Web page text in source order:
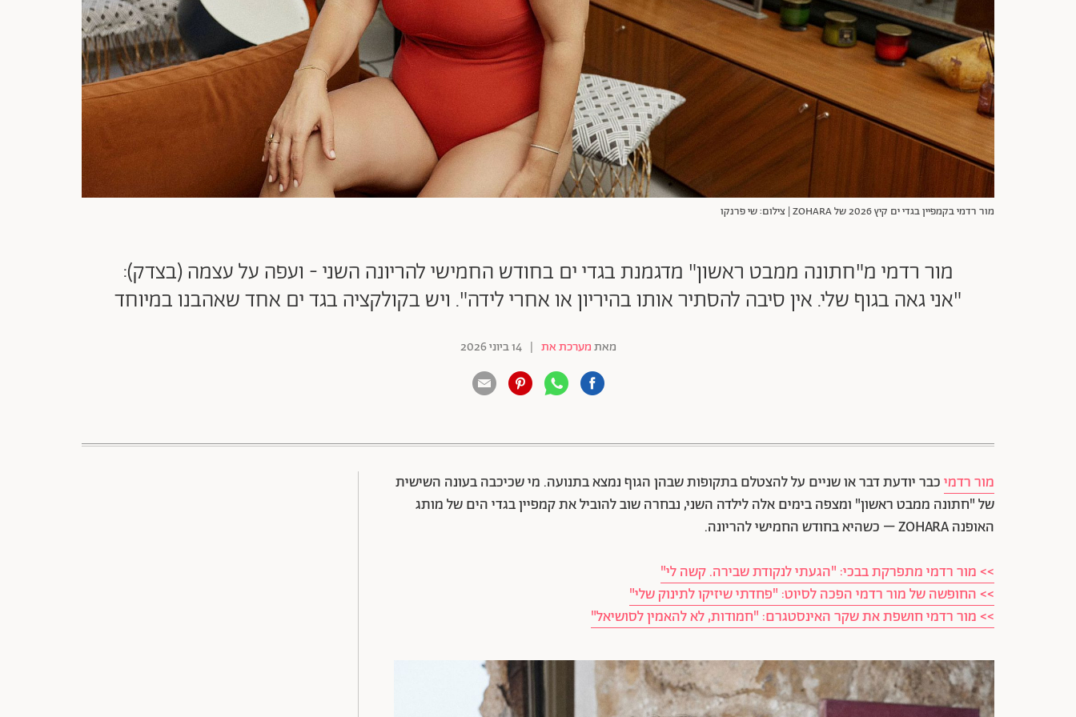
מור רדמי בקמפיין בגדי ים קיץ 2026 של ZOHARA | צילום: שי פרנקו
מור רדמי מ"חתונה ממבט ראשון" מדגמנת בגדי ים בחודש החמישי להריונה השני - ועפה על עצמה (בצדק):
"אני גאה בגוף שלי. אין סיבה להסתיר אותו בהיריון או אחרי לידה". ויש בקולקציה בגד ים אחד שאהבנו במיוחד
מאתמערכת את | 14 ביוני 2026
מור רדמיכבר יודעת דבר או שניים על להצטלם בתקופות שבהן הגוף נמצא בתנועה. מי שכיכבה בעונה השישית
של "חתונה ממבט ראשון" ומצפה בימים אלה לילדה השני, נבחרה שוב להוביל את קמפיין בגדי הים של מותג
האופנה ZOHARA – כשהיא בחודש החמישי להריונה.
>> מור רדמי מתפרקת בבכי: "הגעתי לנקודת שבירה. קשה לי"
>> החופשה של מור רדמי הפכה לסיוט: "פחדתי שיזיקו לתינוק שלי"
>> מור רדמי חושפת את שקר האינסטגרם: "חמודות, לא להאמין לסושיאל"